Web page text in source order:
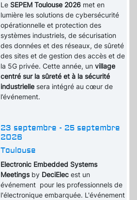
Le SEPEM Toulouse 2026 met en
lumière les solutions de cybersécurité
opérationnelle et protection des
systèmes industriels, de sécurisation
des données et des réseaux, de sûreté
des sites et de gestion des accès et de
la 5G privée. Cette année, unvillage
centré sur la sûreté et à la sécurité
industrielle sera intégré au cœur de
l’événement.
23 septembre - 25 septembre
2026
Toulouse
Electronic Embedded Systems
Meetingsby DeciElecest un
événement pour les professionnels de
l'électronique embarquée. L'événement